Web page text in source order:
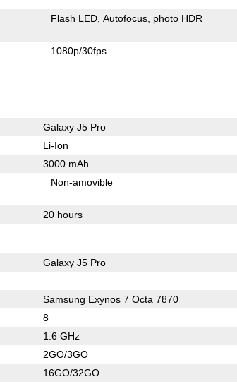
Flash LED Autofocus photo HDR
1080p/30fps
Galaxy J5 Pro
Li-Ion
3000 mAh
Non-amovible
20 hours
Galaxy J5 Pro
Samsung Exynos 7 Octa 7870
8
1.6 GHz
2GO/3GO
16GO/32GO